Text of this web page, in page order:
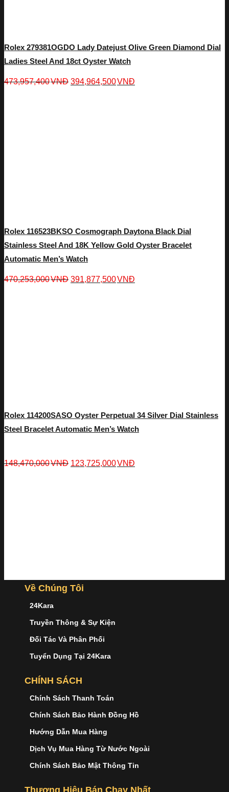
Rolex 279381OGDO Lady Datejust Olive Green Diamond Dial
Ladies Steel And 18ct Oyster Watch
473,957,400VNĐ 394,964,500VNĐ
Rolex 116523BKSO Cosmograph Daytona Black Dial
Stainless Steel And 18K Yellow Gold Oyster Bracelet
Automatic Men’s Watch
470,253,000VNĐ 391,877,500VNĐ
Rolex 114200SASO Oyster Perpetual 34 Silver Dial Stainless
Steel Bracelet Automatic Men’s Watch
148,470,000VNĐ 123,725,000VNĐ
Về Chúng Tôi
24Kara
Truyền Thông & Sự Kiện
Đối Tác Và Phân Phối
Tuyển Dụng Tại 24Kara
CHÍNH SÁCH
Chính Sách Thanh Toán
Chính Sách Bảo Hành Đồng Hồ
Hướng Dẫn Mua Hàng
Dịch Vụ Mua Hàng Từ Nước Ngoài
Chính Sách Bảo Mật Thông Tin